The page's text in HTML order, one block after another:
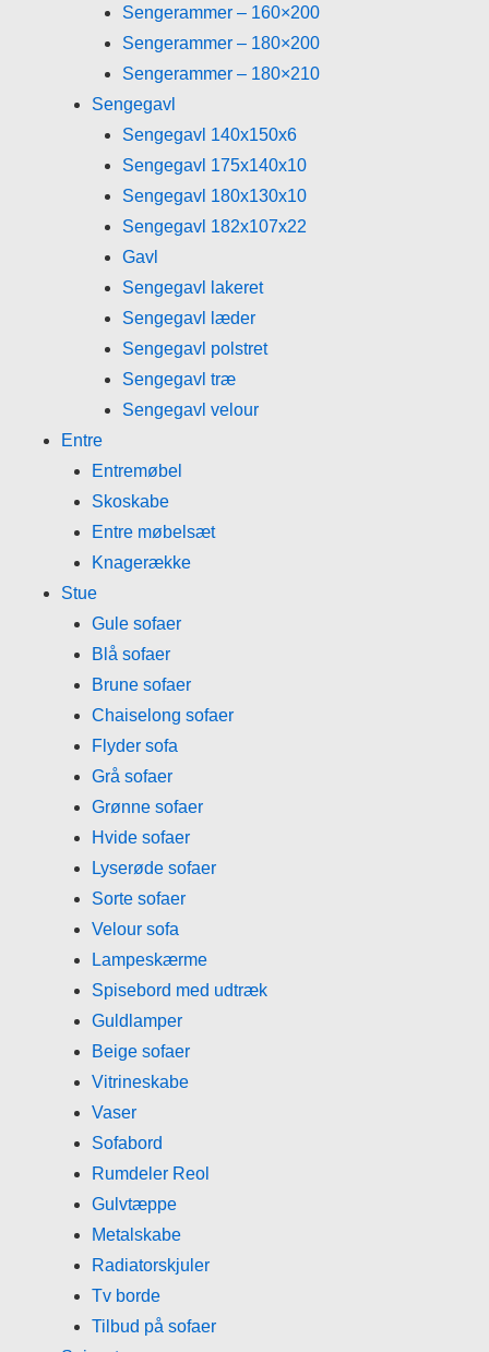
Sengerammer – 160×200
Sengerammer – 180×200
Sengerammer – 180×210
Sengegavl
Sengegavl 140x150x6
Sengegavl 175x140x10
Sengegavl 180x130x10
Sengegavl 182x107x22
Gavl
Sengegavl lakeret
Sengegavl læder
Sengegavl polstret
Sengegavl træ
Sengegavl velour
Entre
Entremøbel
Skoskabe
Entre møbelsæt
Knagerække
Stue
Gule sofaer
Blå sofaer
Brune sofaer
Chaiselong sofaer
Flyder sofa
Grå sofaer
Grønne sofaer
Hvide sofaer
Lyserøde sofaer
Sorte sofaer
Velour sofa
Lampeskærme
Spisebord med udtræk
Guldlamper
Beige sofaer
Vitrineskabe
Vaser
Sofabord
Rumdeler Reol
Gulvtæppe
Metalskabe
Radiatorskjuler
Tv borde
Tilbud på sofaer